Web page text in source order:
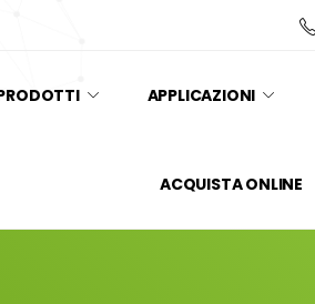
APPLICAZIONI
ACQUISTA ONLINE